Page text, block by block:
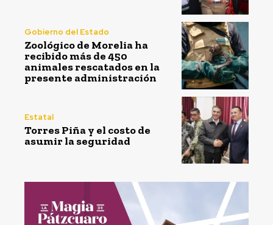
Gobierno del Estado
Zoológico de Morelia ha
recibido más de 450
animales rescatados en la
presente administración
Estatal
Torres Piña y el costo de
asumir la seguridad